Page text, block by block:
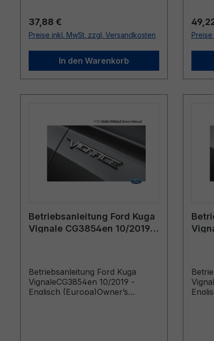
Regulärer Preis:
37,88 €
Preise inkl. MwSt. zzgl. Versandkosten
In den Warenkorb
Betriebsanleitung Ford Kuga
Vignale CG3854en 10/2019 -
Betriebsanleitung Ford Kuga
VignaleCG3854en 10/2019 -
Englisch (Europa)Owner’s